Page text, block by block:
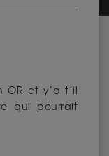
et y’a t’il
qui pourrait